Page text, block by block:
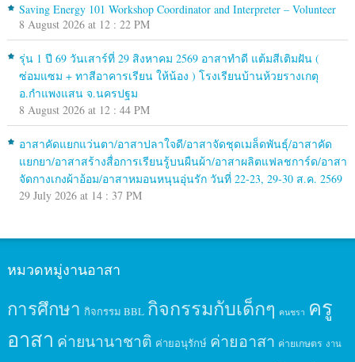
Saving Energy 101 Workshop Coordinator and Interpreter – Volunteer
8 August 2026 at 12 : 22 PM
รุ่น 1 ปี 69 วันเสาร์ที่ 29 สิงหาคม 2569 อาสาทำดี แต้มสีเติมฝัน (
ซ่อมแซม + ทาสีอาคารเรียน ให้น้อง ) โรงเรียนบ้านห้วยรางเกตุ
อ.กำแพงแสน จ.นครปฐม
8 August 2026 at 12 : 44 PM
อาสาคัดแยกแว่นตา/อาสาปลาใจดี/อาสาจัดชุดเมล็ดพันธุ์/อาสาคัด
แยกยา/อาสาสร้างสื่อการเรียนรู้บนผืนผ้า/อาสาผลิตแฟลชการ์ด/อาสา
จัดกางเกงผ้าอ้อม/อาสาหมอนหนุนอุ่นรัก วันที่ 22-23, 29-30 ส.ค. 2569
29 July 2026 at 14 : 37 PM
หมวดหมู่งานอาสา
การศึกษา กิจกรรม BBL กิจกรรมกับเด็กๆ คนชรา ครู
อาสา ค่ายนานาชาติ ค่ายอนุรักษ์ ค่ายอาสา ค่ายเกษตร งาน